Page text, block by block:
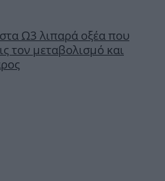
Ω3 λιπαρά οξέα που
τον μεταβολισμό και